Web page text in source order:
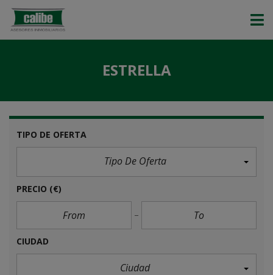
ESTRELLA
TIPO DE OFERTA
Tipo De Oferta
PRECIO (€)
CIUDAD
Ciudad